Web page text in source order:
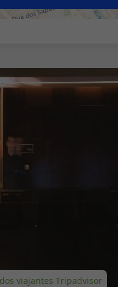
® Paris
viajantes Tripadvisor